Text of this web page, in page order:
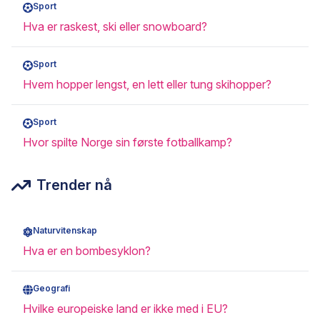
Sport
Hva er raskest, ski eller snowboard?
Sport
Hvem hopper lengst, en lett eller tung skihopper?
Sport
Hvor spilte Norge sin første fotballkamp?
Trender nå
Naturvitenskap
Hva er en bombesyklon?
Geografi
Hvilke europeiske land er ikke med i EU?